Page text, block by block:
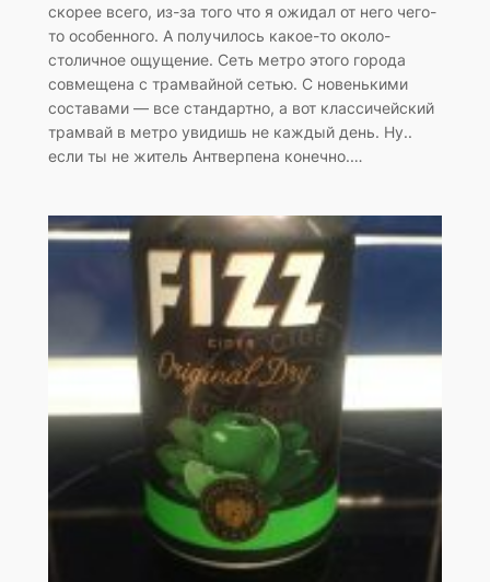
скорее всего, из-за того что я ожидал от него чего-
то особенного. А получилось какое-то около-
столичное ощущение. Сеть метро этого города
совмещена с трамвайной сетью. С новенькими
составами — все стандартно, а вот классичейский
трамвай в метро увидишь не каждый день. Ну..
если ты не житель Антверпена конечно.…